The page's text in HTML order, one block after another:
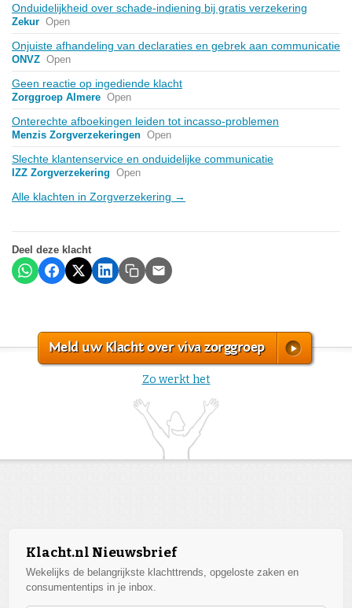
Onduidelijkheid over schade-indiening bij gratis verzekering
Zekur Open
Onjuiste afhandeling van declaraties en gebrek aan communicatie
ONVZ Open
Geen reactie op ingediende klacht
Zorggroep Almere Open
Onterechte afboekingen leiden tot incasso-problemen
Menzis Zorgverzekeringen Open
Slechte klantenservice en onduidelijke communicatie
IZZ Zorgverzekering Open
Alle klachten in Zorgverzekering →
Deel deze klacht
Meld uw Klacht over viva zorggroep
Zo werkt het
Klacht.nl Nieuwsbrief
Wekelijks de belangrijkste klachttrends, opgeloste zaken en
consumententips in je inbox.